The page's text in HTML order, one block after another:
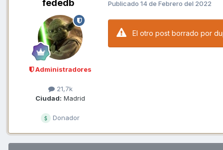
fededb
Administradores
21,7k
Ciudad: Madrid
Donador
Publicado 14 de Febrero del 2022
El otro post borrado por